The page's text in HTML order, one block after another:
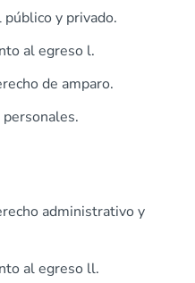
y privado.
al egreso l.
de amparo.
administrativo y
al egreso ll.